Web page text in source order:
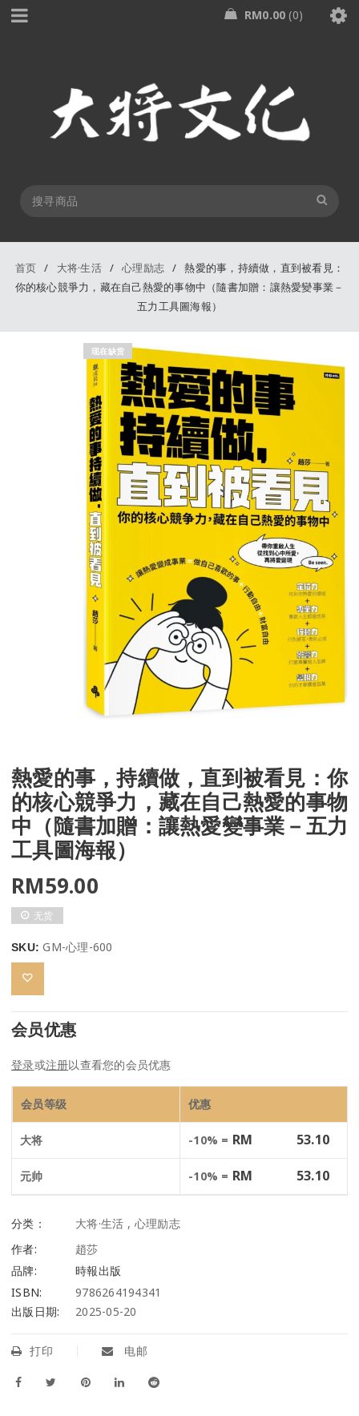
RM0.00 0
首页 / 大将·生活 / 心理励志 / 熱愛的事，持續做，直到被看見：
你的核心競爭力，藏在自己熱愛的事物中（隨書加贈：讓熱愛變事業－
五力工具圖海報）
现在缺货
熱愛的事，持續做，直到被看見：你
的核心競爭力，藏在自己熱愛的事物
中（隨書加贈：讓熱愛變事業－五力
工具圖海報）
RM59.00
无货
SKU:GM-心理-600
会员优惠
登录或注册以查看您的会员优惠
会员等级 优惠
大将 -10% = RM 53.10
元帅 -10% = RM 53.10
分类： 大将·生活 , 心理励志
作者:
趙莎
品牌:
時報出版
ISBN:
9786264194341
出版日期:
2025-05-20
打印 电邮